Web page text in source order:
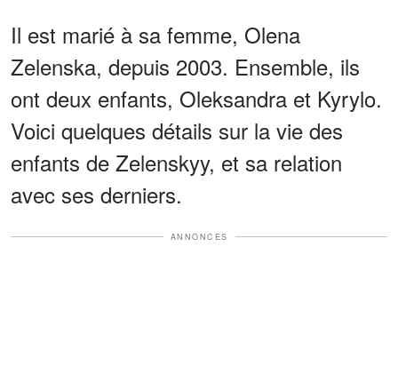
Il est marié à sa femme, Olena
Zelenska, depuis 2003. Ensemble, ils
ont deux enfants, Oleksandra et Kyrylo.
Voici quelques détails sur la vie des
enfants de Zelenskyy, et sa relation
avec ses derniers.
ANNONCES